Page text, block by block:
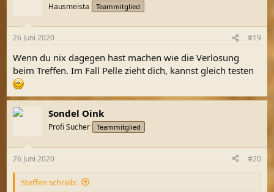
e
:
Hausmeista Teammitglied
26 Juni 2020 #19
Wenn du nix dagegen hast machen wie die Verlosung
beim Treffen. Im Fall Pelle zieht dich, kannst gleich testen
Sondel Oink
Profi Sucher Teammitglied
26 Juni 2020 #20
Steffen schrieb: